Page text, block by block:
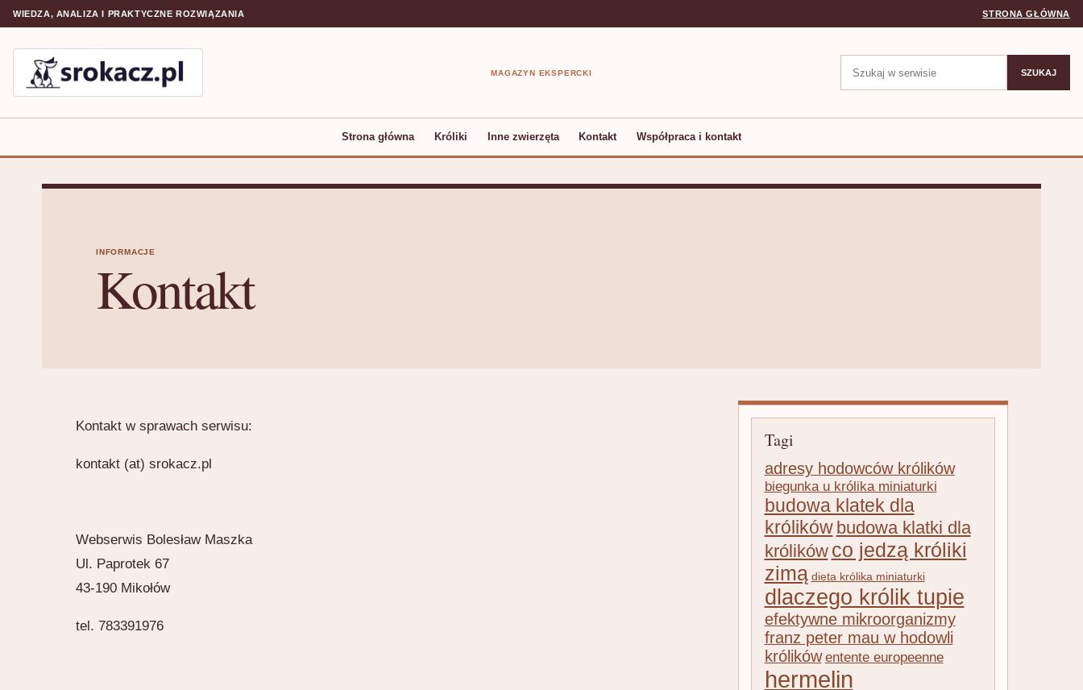
WIEDZA, ANALIZA I PRAKTYCZNE ROZWIĄZANIA STRONA GŁÓWNA
MAGAZYN EKSPERCKI
Szukaj:
SZUKAJ
Strona główna Króliki Inne zwierzęta Kontakt Współpraca i kontakt
INFORMACJE
Kontakt
Kontakt w sprawach serwisu:
kontakt (at) srokacz.pl
Webserwis Bolesław Maszka
Ul. Paprotek 67
43-190 Mikołów
tel. 783391976
Tagi
adresy hodowców królików
biegunka u królika miniaturki
budowa klatek dla
królików budowa klatki dla
królików co jedzą króliki
zimą dieta królika miniaturki
dlaczego królik tupie
efektywne mikroorganizmy
franz peter mau w hodowli
królików entente europeenne
hermelin